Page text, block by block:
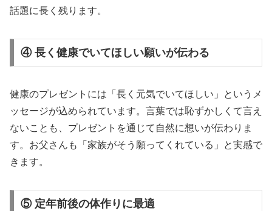
話題に長く残ります。
④ 長く健康でいてほしい願いが伝わる
健康のプレゼントには「長く元気でいてほしい」というメ
ッセージが込められています。言葉では恥ずかしくて言え
ないことも、プレゼントを通じて自然に想いが伝わりま
す。お父さんも「家族がそう願ってくれている」と実感で
きます。
⑤ 定年前後の体作りに最適